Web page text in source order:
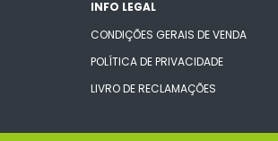
INFO LEGAL
CONDIÇÕES GERAIS DE VENDA
POLÍTICA DE PRIVACIDADE
LIVRO DE RECLAMAÇÕES
CONECTE-SE CONNOSCO